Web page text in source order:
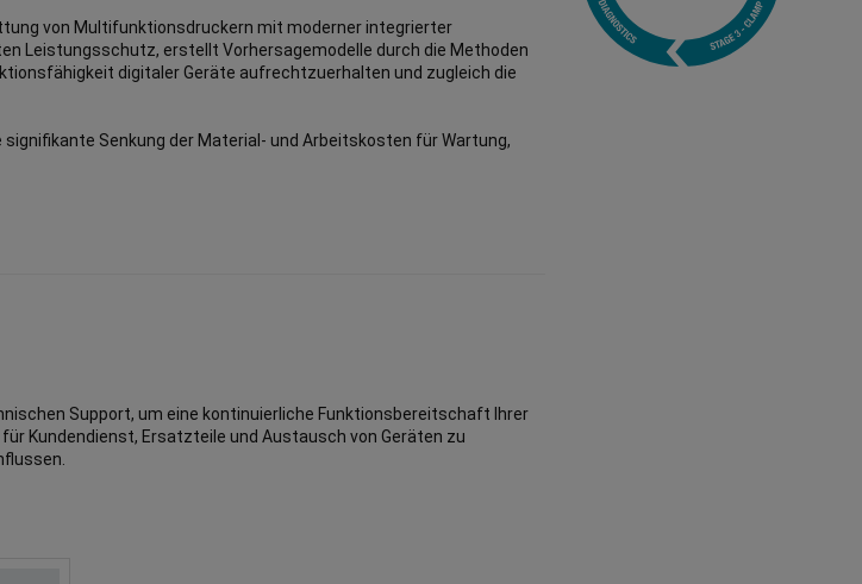
von Multifunktionsdruckern mit moderner integrierter
Leistungsschutz, erstellt Vorhersagemodelle durch die Methoden
digitaler Geräte aufrechtzuerhalten und zugleich die
Senkung der Material- und Arbeitskosten für Wartung,
Support, um eine kontinuierliche Funktionsbereitschaft Ihrer
Kundendienst, Ersatzteile und Austausch von Geräten zu